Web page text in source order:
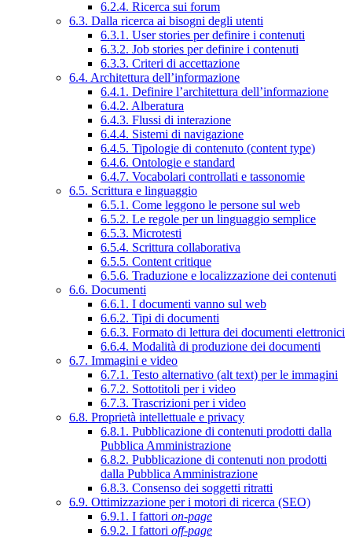
6.2.4. Ricerca sui forum
6.3. Dalla ricerca ai bisogni degli utenti
6.3.1. User stories per definire i contenuti
6.3.2. Job stories per definire i contenuti
6.3.3. Criteri di accettazione
6.4. Architettura dell’informazione
6.4.1. Definire l’architettura dell’informazione
6.4.2. Alberatura
6.4.3. Flussi di interazione
6.4.4. Sistemi di navigazione
6.4.5. Tipologie di contenuto (content type)
6.4.6. Ontologie e standard
6.4.7. Vocabolari controllati e tassonomie
6.5. Scrittura e linguaggio
6.5.1. Come leggono le persone sul web
6.5.2. Le regole per un linguaggio semplice
6.5.3. Microtesti
6.5.4. Scrittura collaborativa
6.5.5. Content critique
6.5.6. Traduzione e localizzazione dei contenuti
6.6. Documenti
6.6.1. I documenti vanno sul web
6.6.2. Tipi di documenti
6.6.3. Formato di lettura dei documenti elettronici
6.6.4. Modalità di produzione dei documenti
6.7. Immagini e video
6.7.1. Testo alternativo (alt text) per le immagini
6.7.2. Sottotitoli per i video
6.7.3. Trascrizioni per i video
6.8. Proprietà intellettuale e privacy
6.8.1. Pubblicazione di contenuti prodotti dalla
Pubblica Amministrazione
6.8.2. Pubblicazione di contenuti non prodotti
dalla Pubblica Amministrazione
6.8.3. Consenso dei soggetti ritratti
6.9. Ottimizzazione per i motori di ricerca (SEO)
6.9.1. I fattori on-page
6.9.2. I fattori off-page